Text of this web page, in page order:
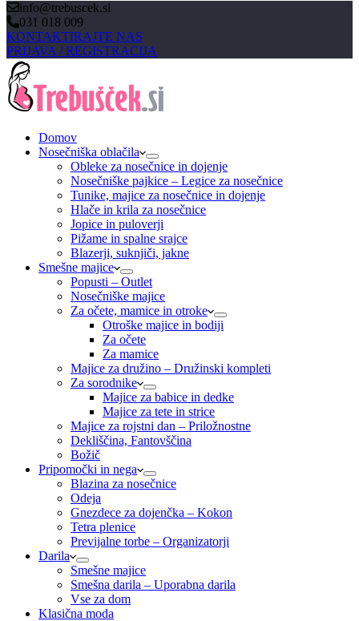
info@trebuscek.si
031 018 009
KONTAKTIRAJTE NAS
PRIJAVA / REGISTRACIJA
Domov
Nosečniška oblačila
Obleke za nosečnice in dojenje
Nosečniške pajkice – Legice za nosečnice
Tunike, majice za nosečnice in dojenje
Hlače in krila za nosečnice
Jopice in puloverji
Pižame in spalne srajce
Blazerji, suknjiči, jakne
Smešne majice
Popusti – Outlet
Nosečniške majice
Za očete, mamice in otroke
Otroške majice in bodiji
Za očete
Za mamice
Majice za družino – Družinski kompleti
Za sorodnike
Majice za babice in dedke
Majice za tete in strice
Majice za rojstni dan – Priložnostne
Dekliščina, Fantovščina
Božič
Pripomočki in nega
Blazina za nosečnice
Odeja
Gnezdece za dojenčka – Kokon
Tetra plenice
Previjalne torbe – Organizatorji
Darila
Smešne majice
Smešna darila – Uporabna darila
Vse za dom
Klasična moda